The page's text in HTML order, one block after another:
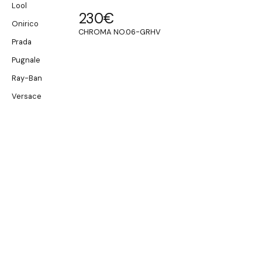
Lool
Onirico
Prada
Pugnale
Ray-Ban
Versace
230€
CHROMA NO.06-GRHV